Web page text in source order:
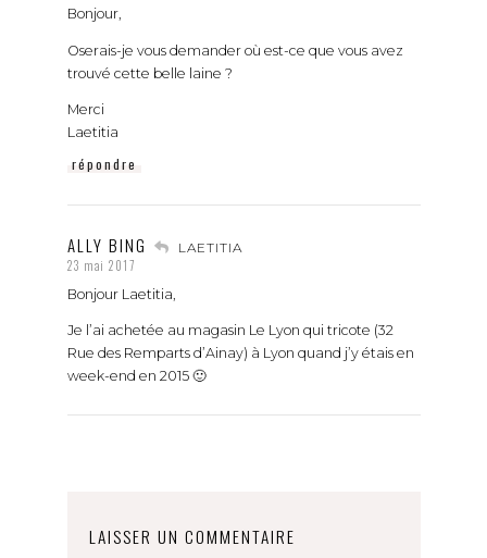
Bonjour,
Oserais-je vous demander où est-ce que vous avez
trouvé cette belle laine ?
Merci
Laetitia
répondre
ALLY BING LAETITIA
23 mai 2017
Bonjour Laetitia,
Je l’ai achetée au magasin Le Lyon qui tricote (32
Rue des Remparts d’Ainay) à Lyon quand j’y étais en
week-end en 2015 🙂
LAISSER UN COMMENTAIRE